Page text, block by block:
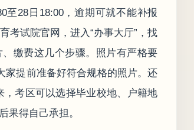
至28日18:00，逾期可就不能补报
考试院官网，进入“办事大厅”，找
缴费这几个步骤。照片有严格要
家提前准备好符合规格的照片。还
考区可以选择毕业校地、户籍地
果得自己承担。